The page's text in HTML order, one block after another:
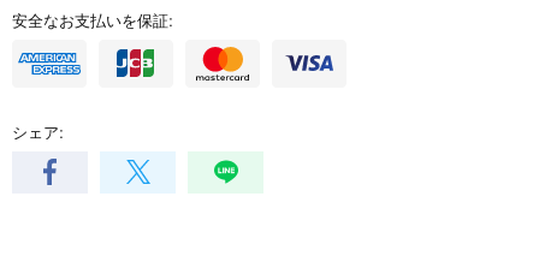
安全なお支払いを保証:
シェア: